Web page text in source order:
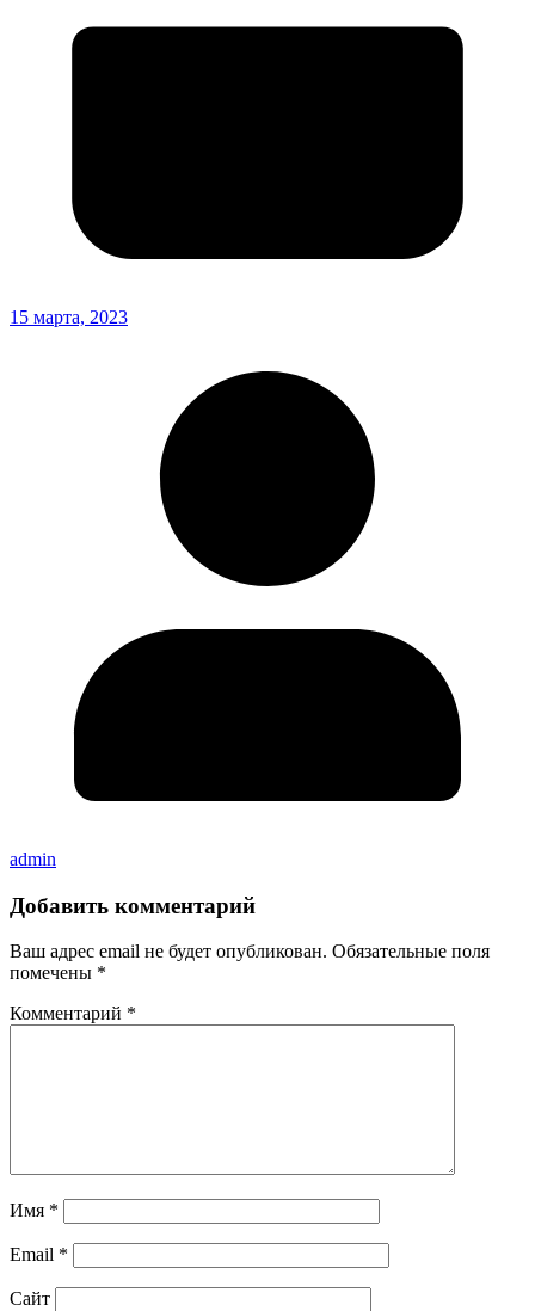
15 марта, 2023
admin
Добавить комментарий
Ваш адрес email не будет опубликован. Обязательные поля
помечены *
Комментарий *
Имя *
Email *
Сайт